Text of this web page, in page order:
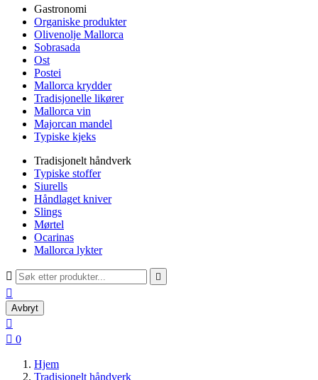
Gastronomi
Organiske produkter
Olivenolje Mallorca
Sobrasada
Ost
Postei
Mallorca krydder
Tradisjonelle likører
Mallorca vin
Majorcan mandel
Typiske kjeks
Tradisjonelt håndverk
Typiske stoffer
Siurells
Håndlaget kniver
Slings
Mørtel
Ocarinas
Mallorca lykter
 

Avbryt

 0
Hjem
Tradisjonelt håndverk